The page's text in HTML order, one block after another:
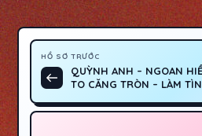
Đ
i
Hồ
sơ
HỒ SƠ TRƯỚC
QUỲNH ANH – NGOAN
TO CĂNG TRÒN – LÀM